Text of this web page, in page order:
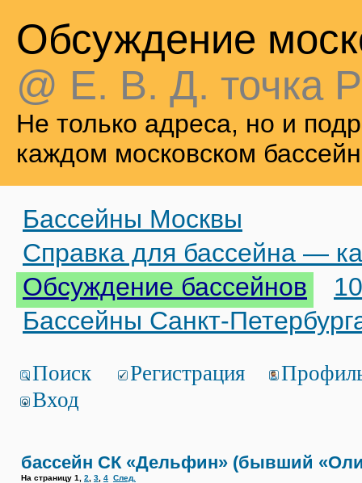
Обсуждение
@ Е. В. Д. точка
Не только адреса, но и
каждом московском
Бассейны Москвы
Справка для бассейна —
Обсуждение бассейнов
Бассейны Санкт-
Поиск Регистрация
Вход
бассейн СК «Дельфин» (бывший
На страницу 1 2 3 4 След.